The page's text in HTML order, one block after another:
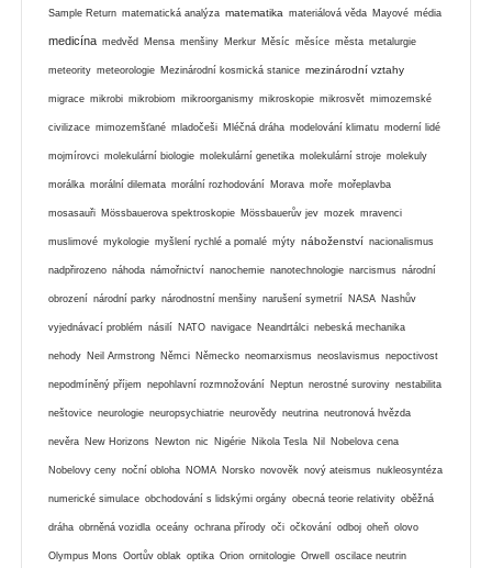
Sample Return matematická analýza matematika materiálová věda Mayové média
medicína medvěd Mensa menšiny Merkur Měsíc měsíce města metalurgie
meteority meteorologie Mezinárodní kosmická stanice mezinárodní vztahy
migrace mikrobi mikrobiom mikroorganismy mikroskopie mikrosvět mimozemské
civilizace mimozemšťané mladočeši Mléčná dráha modelování klimatu moderní lidé
mojmírovci molekulární biologie molekulární genetika molekulární stroje molekuly
morálka morální dilemata morální rozhodování Morava moře mořeplavba
mosasauři Mössbauerova spektroskopie Mössbauerův jev mozek mravenci
muslimové mykologie myšlení rychlé a pomalé mýty náboženství nacionalismus
nadpřirozeno náhoda námořnictví nanochemie nanotechnologie narcismus národní
obrození národní parky národnostní menšiny narušení symetrií NASA Nashův
vyjednávací problém násilí NATO navigace Neandrtálci nebeská mechanika
nehody Neil Armstrong Němci Německo neomarxismus neoslavismus nepoctivost
nepodmíněný příjem nepohlavní rozmnožování Neptun nerostné suroviny nestabilita
neštovice neurologie neuropsychiatrie neurovědy neutrina neutronová hvězda
nevěra New Horizons Newton nic Nigérie Nikola Tesla Nil Nobelova cena
Nobelovy ceny noční obloha NOMA Norsko novověk nový ateismus nukleosyntéza
numerické simulace obchodování s lidskými orgány obecná teorie relativity oběžná
dráha obrněná vozidla oceány ochrana přírody oči očkování odboj oheň olovo
Olympus Mons Oortův oblak optika Orion ornitologie Orwell oscilace neutrin